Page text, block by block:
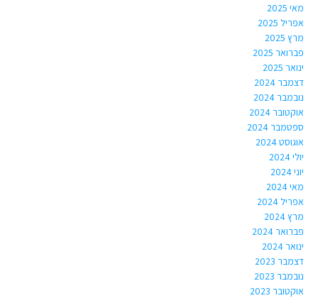
מאי 2025
אפריל 2025
מרץ 2025
פברואר 2025
ינואר 2025
דצמבר 2024
נובמבר 2024
אוקטובר 2024
ספטמבר 2024
אוגוסט 2024
יולי 2024
יוני 2024
מאי 2024
אפריל 2024
מרץ 2024
פברואר 2024
ינואר 2024
דצמבר 2023
נובמבר 2023
אוקטובר 2023